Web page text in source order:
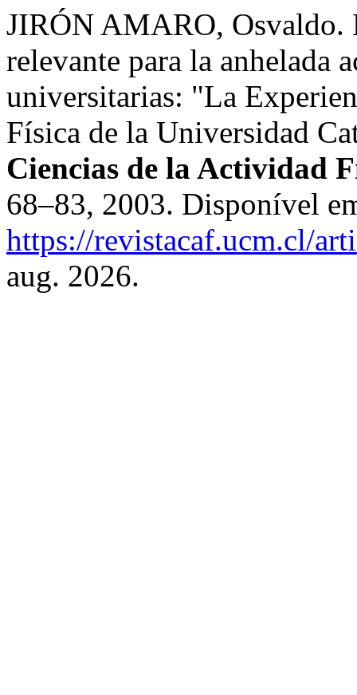
JIRÓN AMARO, Osvaldo.
relevante para la anhelada
universitarias: "La
Física de la Universidad
Ciencias de la Actividad
68–83, 2003. Disponível
https://revistacaf.ucm.cl/
aug. 2026.